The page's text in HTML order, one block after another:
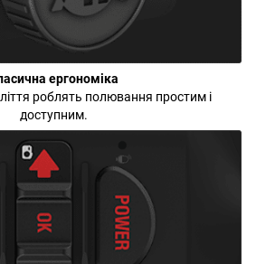
ергономіка
роблять полювання простим і
доступним.